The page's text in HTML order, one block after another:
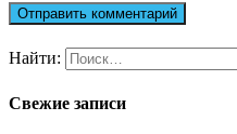
Найти:
Свежие записи